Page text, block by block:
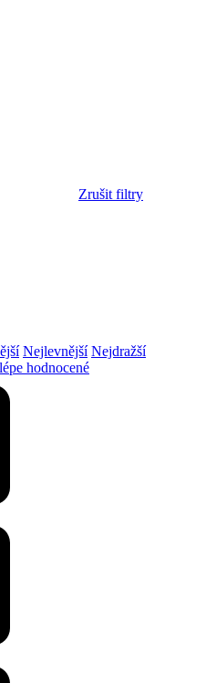
Zrušit filtry
Nejlevnější Nejdražší
hodnocené